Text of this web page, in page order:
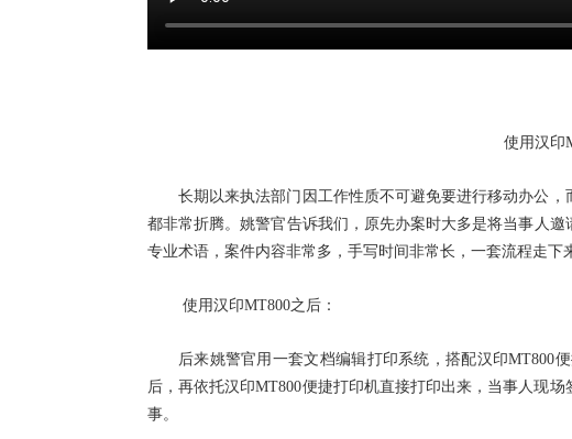
使用汉印
长期以来执法部门因工作性质不可避免要进行移动办公
都非常折腾。姚警官告诉我们，原先办案时大多是将当事人
专业术语，案件内容非常多，手写时间非常长，一套流程走下
使用汉印MT800之后：
后来姚警官用一套文档编辑打印系统，搭配汉印MT800
后，再依托汉印MT800便捷打印机直接打印出来，当事人现
事。